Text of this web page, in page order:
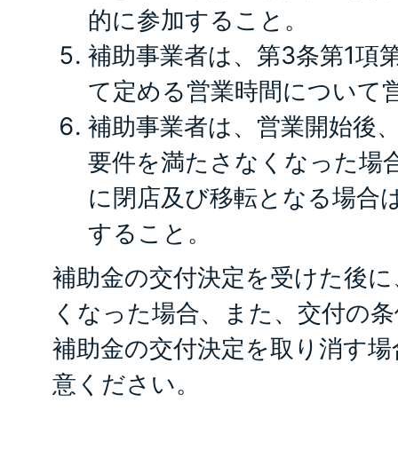
的に参加すること。
補助事業者は、第3条第1項
て定める営業時間について
補助事業者は、営業開始後
要件を満たさなくなった場
に閉店及び移転となる場合
すること。
補助金の交付決定を受けた後
くなった場合、また、交付の
補助金の交付決定を取り消す
意ください。